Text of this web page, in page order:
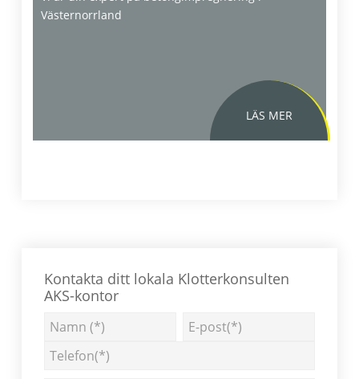
Västernorrland
Hindrar eller minskar fuktinträngning i
Impregnering finns både som vätska, kräm
och gel
Betongimpregnering
sidofält
Kontakta ditt lokala Klotterkonsulten
AKS-kontor